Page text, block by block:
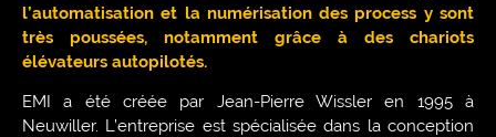
l’automatisation et la numérisation des process y sont
très poussées, notamment grâce à des chariots
élévateurs autopilotés.
EMI a été créée par Jean-Pierre Wissler en 1995 à
Neuwiller. L’entreprise est spécialisée dans la conception